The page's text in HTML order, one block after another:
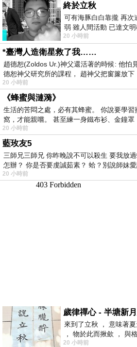
終於立秋
可有海豚白白靠攏 再次
弱 雖人間活動 已達文
者 只能白白陪葬
20 小時前
*臺灣人造衛星救了我……
趙德恕(Zoldos Ur.)神父還活著的時候: 他
德恕神父研究所的課程， 趙神父把窗簾放下
20 小時前
《蜂蜜與漣漪》
生活的苦悶之處，必有其蜂蜜。 你說要學
窩，才能親嚐。 甚至練一身鐵布衫、金鐘
20 小時前
藍玫友5
三師兄三師兄 你昨晚說不可以殺生 要我放
怎辦？ 你是否要虔誠茹素？ 蛤？別說師妹
20 小時前
歲律禪心 - 半塘新
來到了立秋 ， 意味著
， 物於此而揪歛 ， 與
20 小時前